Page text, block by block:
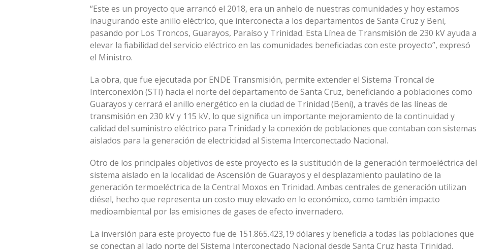
“Este es un proyecto que arrancó el 2018, era un anhelo de nuestras comunidades y hoy estamos
inaugurando este anillo eléctrico, que interconecta a los departamentos de Santa Cruz y Beni,
pasando por Los Troncos, Guarayos, Paraíso y Trinidad. Esta Línea de Transmisión de 230 kV ayuda a
elevar la fiabilidad del servicio eléctrico en las comunidades beneficiadas con este proyecto”, expresó
el Ministro.
La obra, que fue ejecutada por ENDE Transmisión, permite extender el Sistema Troncal de
Interconexión (STI) hacia el norte del departamento de Santa Cruz, beneficiando a poblaciones como
Guarayos y cerrará el anillo energético en la ciudad de Trinidad (Beni), a través de las líneas de
transmisión en 230 kV y 115 kV, lo que significa un importante mejoramiento de la continuidad y
calidad del suministro eléctrico para Trinidad y la conexión de poblaciones que contaban con sistemas
aislados para la generación de electricidad al Sistema Interconectado Nacional.
Otro de los principales objetivos de este proyecto es la sustitución de la generación termoeléctrica del
sistema aislado en la localidad de Ascensión de Guarayos y el desplazamiento paulatino de la
generación termoeléctrica de la Central Moxos en Trinidad. Ambas centrales de generación utilizan
diésel, hecho que representa un costo muy elevado en lo económico, como también impacto
medioambiental por las emisiones de gases de efecto invernadero.
La inversión para este proyecto fue de 151.865.423,19 dólares y beneficia a todas las poblaciones que
se conectan al lado norte del Sistema Interconectado Nacional desde Santa Cruz hasta Trinidad.